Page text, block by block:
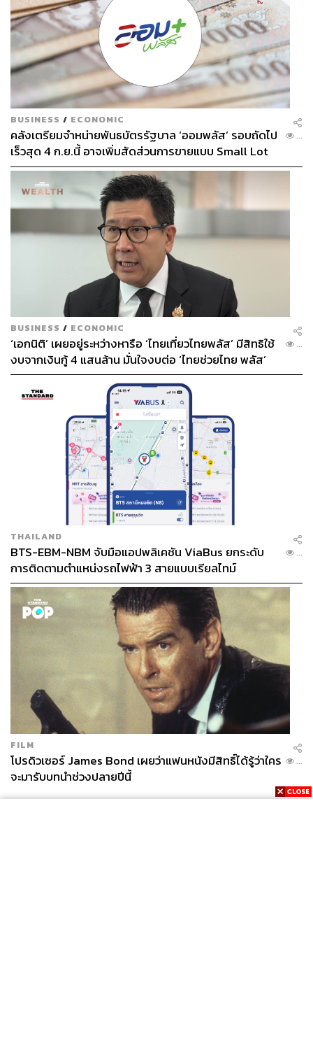
BUSINESS / ECONOMIC
คลังเตรียมจำหน่ายพันธบัตรรัฐบาล ‘ออมพลัส’ รอบถัดไป
เร็วสุด 4 ก.ย.นี้ อาจเพิ่มสัดส่วนการขายแบบ Small Lot
First มากขึ้น
...
BUSINESS / ECONOMIC
‘เอกนิติ’ เผยอยู่ระหว่างหารือ ‘ไทยเที่ยวไทยพลัส’ มีสิทธิใช้
งบจากเงินกู้ 4 แสนล้าน มั่นใจงบต่อ ‘ไทยช่วยไทย พลัส’
เฟส 2 มีเพียงพอ
...
THAILAND
BTS-EBM-NBM จับมือแอปพลิเคชัน ViaBus ยกระดับ
การติดตามตำแหน่งรถไฟฟ้า 3 สายแบบเรียลไทม์
...
FILM
โปรดิวเซอร์ James Bond เผยว่าแฟนหนังมีสิทธิ์ได้รู้ว่าใคร
จะมารับบทนำช่วงปลายปีนี้
...